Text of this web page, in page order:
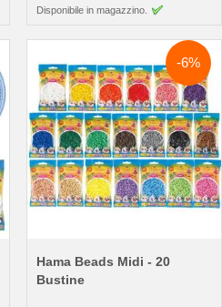
Disponibile in magazzino.
-6%
Hama Beads Midi - 20
Bustine